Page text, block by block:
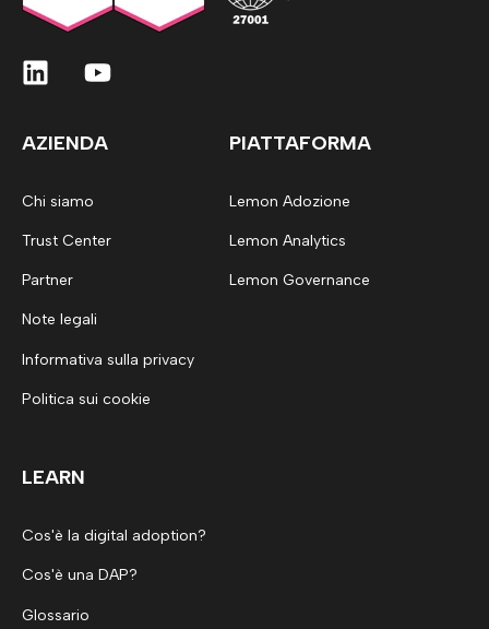
AZIENDA
Chi siamo
Trust Center
Partner
Note legali
Informativa sulla privacy
Politica sui cookie
PIATTAFORMA
Lemon Adozione
Lemon Analytics
Lemon Governance
LEARN
Cos'è la digital adoption?
Cos'è una DAP?
Glossario